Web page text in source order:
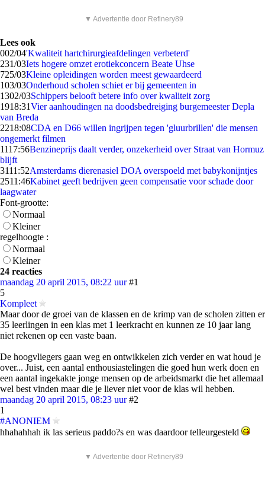
▼ Advertentie door Refinery89
Lees ook
002/04'Kwaliteit hartchirurgieafdelingen verbeterd'
231/03Iets hogere omzet erotiekconcern Beate Uhse
725/03Kleine opleidingen worden meest gewaardeerd
103/03Onderhoud scholen schiet er bij gemeenten in
1302/03Schippers belooft betere info over kwaliteit zorg
1918:31Vier aanhoudingen na doodsbedreiging burgemeester Depla
van Breda
2218:08CDA en D66 willen ingrijpen tegen 'gluurbrillen' die mensen
ongemerkt filmen
1117:56Benzineprijs daalt verder, onzekerheid over Straat van Hormuz
blijft
3111:52Amsterdams dierenasiel DOA overspoeld met babykonijntjes
2511:46Kabinet geeft bedrijven geen compensatie voor schade door
laagwater
Font-grootte:
Normaal
Kleiner
regelhoogte :
Normaal
Kleiner
24 reacties
maandag 20 april 2015, 08:22 uur #1
5
Kompleet
Maar door de groei van de klassen en de krimp van de scholen zitten er
35 leerlingen in een klas met 1 leerkracht en kunnen ze 10 jaar lang
niet rekenen op een vaste baan.
De hoogvliegers gaan weg en ontwikkelen zich verder en wat houd je
over... Juist, een aantal enthousiastelingen die goed hun werk doen en
een aantal ingekakte jonge mensen op de arbeidsmarkt die het allemaal
wel best vinden maar die je liever niet voor de klas wil hebben.
maandag 20 april 2015, 08:23 uur #2
1
#ANONIEM
hhahahhah ik las serieus paddo?s en was daardoor telleurgesteld
▼ Advertentie door Refinery89